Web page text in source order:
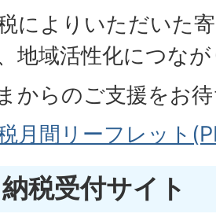
によりいただいた
地域活性化につな
からのご支援をお
月間リーフレット
税受付サイト